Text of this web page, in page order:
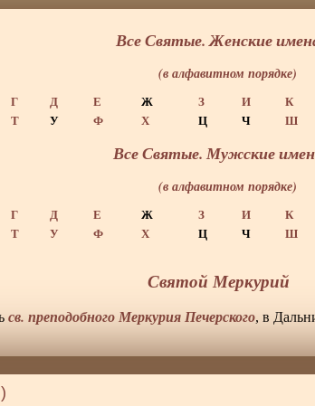
Все Святые. Женские
(в алфавитном порядке)
Г Д Е Ж З И К
Т У Ф Х Ц Ч Ш
Все Святые. Мужские
(в алфавитном порядке)
Г Д Е Ж З И К
Т У Ф Х Ц Ч Ш
Святой Меркурий
св. преподобного Меркурия Печерского, в
)